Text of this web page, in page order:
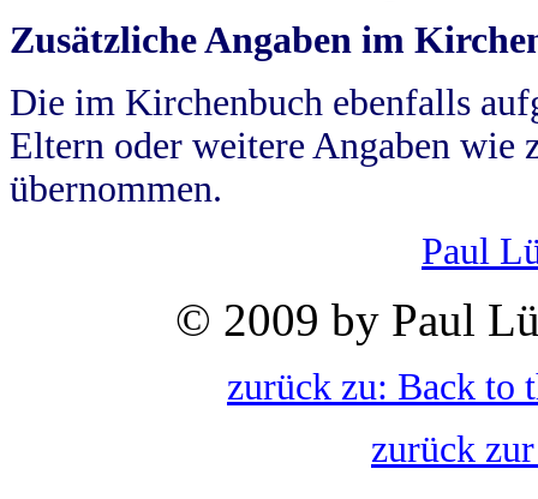
Zusätzliche Angaben im
Die im Kirchenbuch ebenfalls
Eltern oder weitere Angaben wie
übernommen.
Paul
© 2009 by Paul
zurück zu: Back to
zurück